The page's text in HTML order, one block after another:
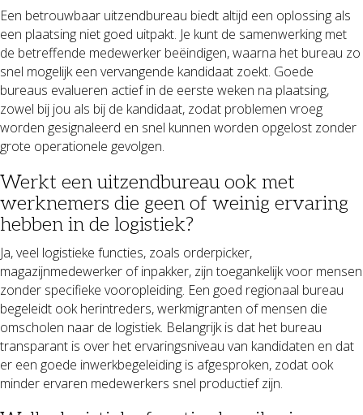
Een betrouwbaar uitzendbureau biedt altijd een oplossing als
een plaatsing niet goed uitpakt. Je kunt de samenwerking met
de betreffende medewerker beëindigen, waarna het bureau zo
snel mogelijk een vervangende kandidaat zoekt. Goede
bureaus evalueren actief in de eerste weken na plaatsing,
zowel bij jou als bij de kandidaat, zodat problemen vroeg
worden gesignaleerd en snel kunnen worden opgelost zonder
grote operationele gevolgen.
Werkt een uitzendbureau ook met
werknemers die geen of weinig ervaring
hebben in de logistiek?
Ja, veel logistieke functies, zoals orderpicker,
magazijnmedewerker of inpakker, zijn toegankelijk voor mensen
zonder specifieke vooropleiding. Een goed regionaal bureau
begeleidt ook herintreders, werkmigranten of mensen die
omscholen naar de logistiek. Belangrijk is dat het bureau
transparant is over het ervaringsniveau van kandidaten en dat
er een goede inwerkbegeleiding is afgesproken, zodat ook
minder ervaren medewerkers snel productief zijn.